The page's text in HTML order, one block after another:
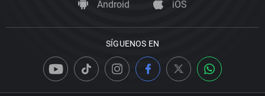
Android iOS
SÍGUENOS EN